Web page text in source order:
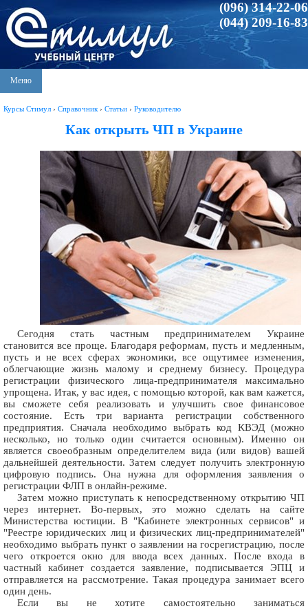
(096) 314-22-06
(044) 209-16-83
Меню
Курсы Стимул › Справочник › Статьи › Руководителю
Как открыть ЧП в Украине
Сегодня стать частным предпринимателем Украине
становится все проще. Благодаря реформам, пусть и медленным,
пусть и не всех сферах экономики, все ощутимее изменения,
облегчающие жизнь малому и среднему бизнесу. Процедура
регистрации физического лица-предпринимателя максимально
упрощена. Итак, у вас идея, с помощью которой, как вам кажется,
вы сможете себя реализовать и улучшить свое финансовое
состояние. Есть три варианта регистрации собственного
предприятия. Сначала необходимо выбрать код КВЭД (можно
несколько, но только один считается основным). Именно он
является своеобразным определителем вида (или видов) вашей
дальнейшей деятельности. Затем следует получить электронную
цифровую подпись. Она нужна для оформления заявления о
регистрации ФЛП в онлайн-режиме.
Затем можно приступать к непосредственному открытию ЧП
через интернет. Во-первых, это можно сделать на сайте
Министерства юстиции. В "Кабинете электронных сервисов" и
"Реестре юридических лиц и физических лиц-предпринимателей"
необходимо выбрать пункт о заявлении на госрегистрацию, после
чего откроется окно для ввода всех данных. После входа в
частный кабинет создается заявление, подписывается ЭПЦ и
отправляется на рассмотрение. Такая процедура занимает всего
один день.
Если вы не хотите самостоятельно заниматься